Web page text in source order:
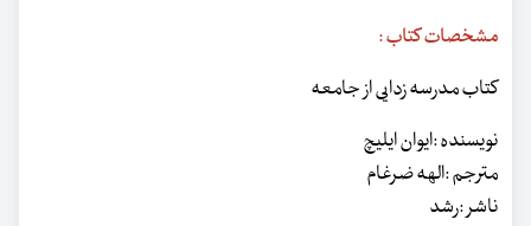
مشخصات کتاب :
کتاب مدرسه زدایی از جامعه
نویسنده :ایوان ایلیچ
مترجم :الهه ضرغام
ناشر :رشد